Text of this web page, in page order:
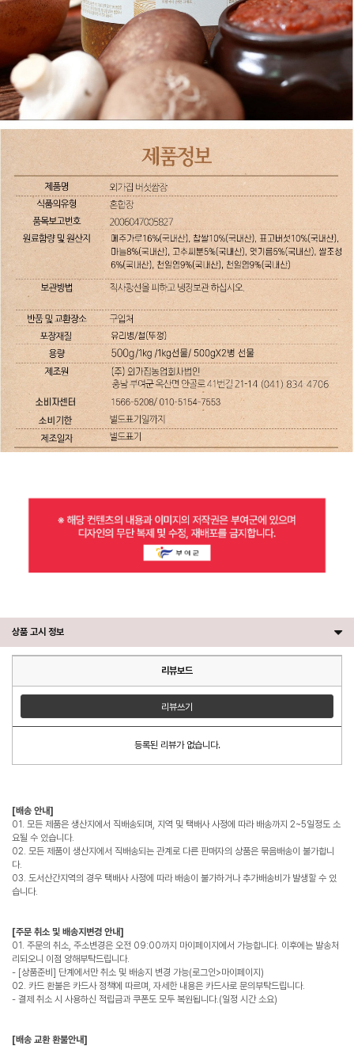
상품 고시 정보
리뷰보드
리뷰쓰기
등록된 리뷰가 없습니다.
[배송 안내]
01. 모든 제품은 생산지에서 직배송되며, 지역 및 택배사 사정에 따라 배송까지 2~5일정도 소
요될 수 있습니다.
02. 모든 제품이 생산지에서 직배송되는 관계로 다른 판매자의 상품은 묶음배송이 불가합니
다.
03. 도서산간지역의 경우 택배사 사정에 따라 배송이 불가하거나 추가배송비가 발생할 수 있
습니다.
[주문 취소 및 배송지변경 안내]
01. 주문의 취소, 주소변경은 오전 09:00까지 마이페이지에서 가능합니다. 이후에는 발송처
리되오니 이점 양해부탁드립니다.
- [상품준비] 단계에서만 취소 및 배송지 변경 가능(로그인>마이페이지)
02. 카드 환불은 카드사 정책에 따르며, 자세한 내용은 카드사로 문의부탁드립니다.
- 결제 취소 시 사용하신 적립금과 쿠폰도 모두 복원됩니다.(일정 시간 소요)
[배송 교환 환불안내]